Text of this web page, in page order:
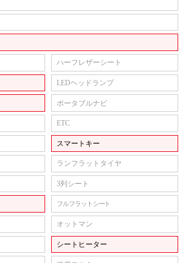
ハーフレザーシート
LEDヘッドランプ
ポータブルナビ
ETC
スマートキー
ランフラットタイヤ
3列シート
フルフラットシート
オットマン
シートヒーター